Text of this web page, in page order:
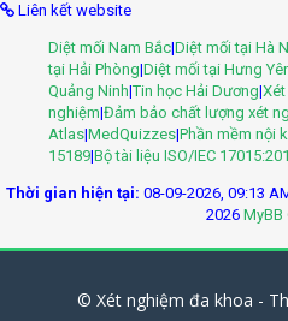
© Xét nghiệm đa khoa -
Liên kết website
Diệt mối Nam Bắc|Diệt mối tại Hà
tại Hải Phòng|Diệt mối tại Hưng
Quảng Ninh|Tin học Hải Dương|
nghiệm|Đảm bảo chất lượng xét
Atlas|MedQuizzes|Phần mềm nội
15189|Bộ tài liệu ISO/IEC
Thời gian hiện tại: 08-09-2026, 09:13
2026 MyBB